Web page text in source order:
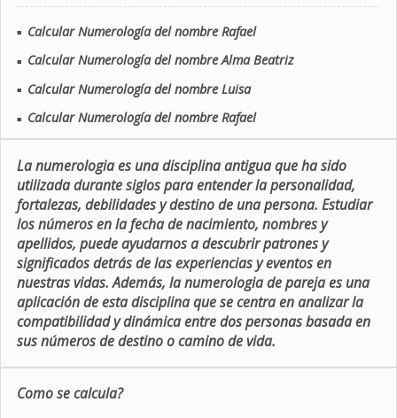
■ Calcular Numerología del nombre Rafael
■ Calcular Numerología del nombre Alma Beatriz
■ Calcular Numerología del nombre Luisa
■ Calcular Numerología del nombre Rafael
La numerologia es una disciplina antigua que ha sido
utilizada durante siglos para entender la personalidad,
fortalezas, debilidades y destino de una persona. Estudiar
los números en la fecha de nacimiento, nombres y
apellidos, puede ayudarnos a descubrir patrones y
significados detrás de las experiencias y eventos en
nuestras vidas. Además, la numerologia de pareja es una
aplicación de esta disciplina que se centra en analizar la
compatibilidad y dinámica entre dos personas basada en
sus números de destino o camino de vida.
Como se calcula?